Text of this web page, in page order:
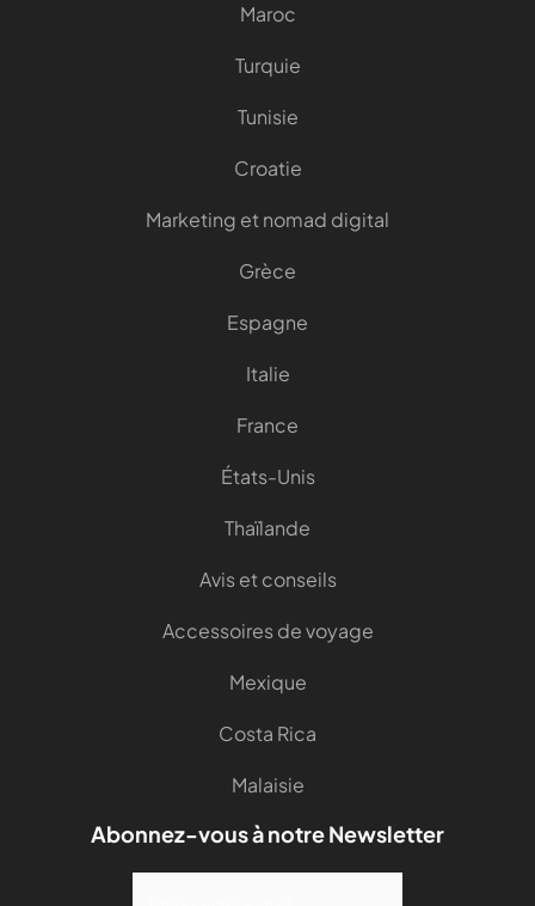
Maroc
Turquie
Tunisie
Croatie
Marketing et nomad digital
Grèce
Espagne
Italie
France
États-Unis
Thaïlande
Avis et conseils
Accessoires de voyage
Mexique
Costa Rica
Malaisie
Abonnez-vous à notre Newsletter